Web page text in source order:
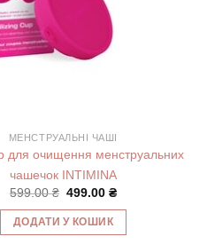
МЕНСТРУАЛЬНІ ЧАШІ
для очищення менструальних
чашечок INTIMINA
599.00₴ Оригінальна
599.00 ₴.
499.00₴Поточна
ДОДАТИ У КОШИК